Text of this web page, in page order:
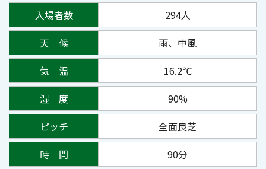
入場者数
294人
天 候
雨、中風
気 温
16.2℃
湿 度
90%
ピッチ
全面良芝
時 間
90分